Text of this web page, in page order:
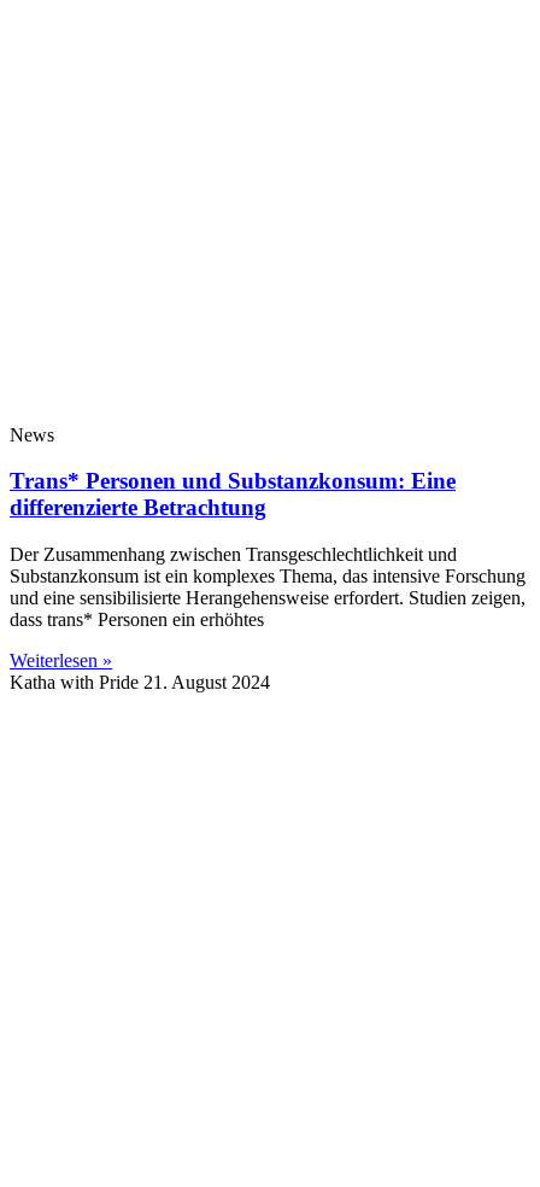
News
Trans* Personen und Substanzkonsum: Eine
differenzierte Betrachtung
Der Zusammenhang zwischen Transgeschlechtlichkeit und
Substanzkonsum ist ein komplexes Thema, das intensive Forschung
und eine sensibilisierte Herangehensweise erfordert. Studien zeigen,
dass trans* Personen ein erhöhtes
Weiterlesen »
Katha with Pride 21. August 2024